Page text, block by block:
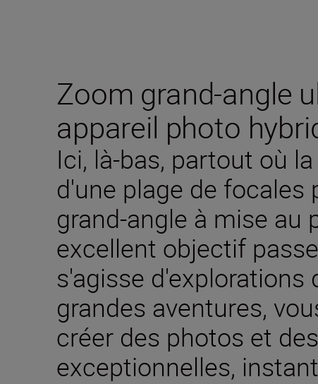
Zoom grand-angle
appareil photo
Ici, là-bas, partout où
d'une plage de focales
grand-angle à mise au
excellent objectif
s'agisse d'explorations
grandes aventures,
créer des photos et
exceptionnelles,